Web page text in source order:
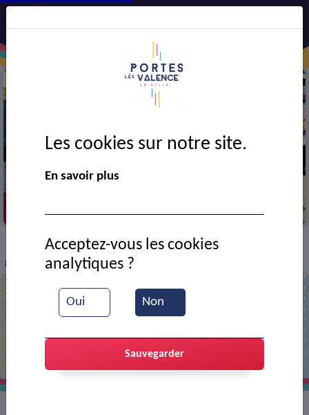
> VIE MUNICIPALE > Ressources documentaires
80e anniversaire de la Tragédie des 7 et 8 juillet 1944
80e anniversaire de la Tragédie des 7
et 8 juillet 1944
Les cookies sur notre site.
En savoir plus
Oui Non
Acceptez-vous les cookies
analytiques ?
Sauvegarder